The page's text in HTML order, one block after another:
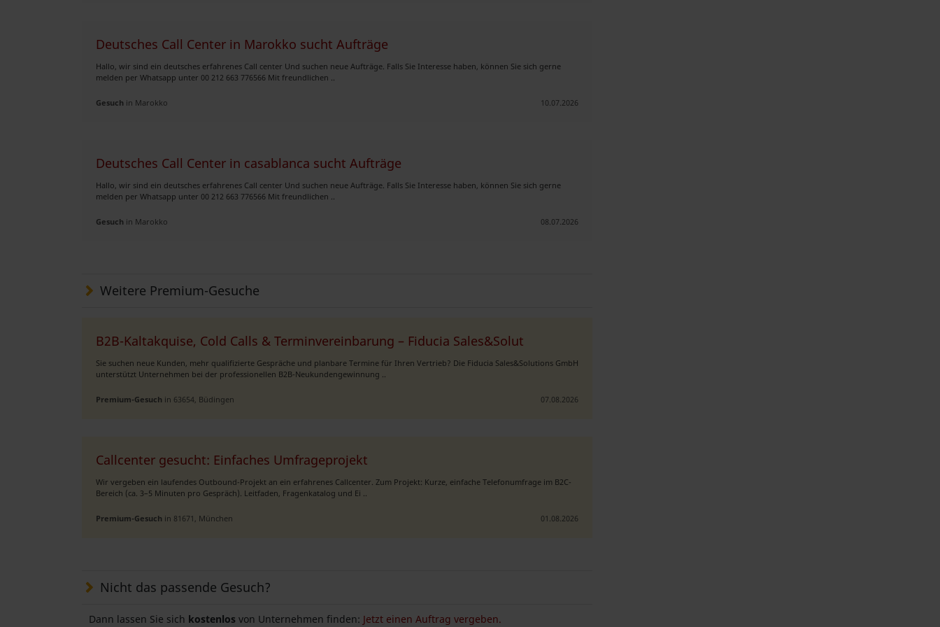
Deutsches Call Center in Marokko sucht Aufträge
Hallo, wir sind ein deutsches erfahrenes Call center Und suchen neue Aufträge. Falls Sie Interesse haben, können Sie sich gerne
melden per Whatsapp unter 00 212 663 776566 Mit freundlichen ..
Gesuch in Marokko 10.07.2026
Deutsches Call Center in casablanca sucht Aufträge
Hallo, wir sind ein deutsches erfahrenes Call center Und suchen neue Aufträge. Falls Sie Interesse haben, können Sie sich gerne
melden per Whatsapp unter 00 212 663 776566 Mit freundlichen ..
Gesuch in Marokko 08.07.2026
Weitere Premium-Gesuche
B2B-Kaltakquise, Cold Calls & Terminvereinbarung – Fiducia Sales&Solut
Sie suchen neue Kunden, mehr qualifizierte Gespräche und planbare Termine für Ihren Vertrieb? Die Fiducia Sales&Solutions GmbH
unterstützt Unternehmen bei der professionellen B2B-Neukundengewinnung ..
Premium-Gesuch in 63654, Büdingen 07.08.2026
Callcenter gesucht: Einfaches Umfrageprojekt
Wir vergeben ein laufendes Outbound-Projekt an ein erfahrenes Callcenter. Zum Projekt: Kurze, einfache Telefonumfrage im B2C-
Bereich (ca. 3–5 Minuten pro Gespräch). Leitfaden, Fragenkatalog und Ei ..
Premium-Gesuch in 81671, München 01.08.2026
Nicht das passende Gesuch?
Dann lassen Sie sich kostenlos von Unternehmen finden: Jetzt einen Auftrag vergeben.